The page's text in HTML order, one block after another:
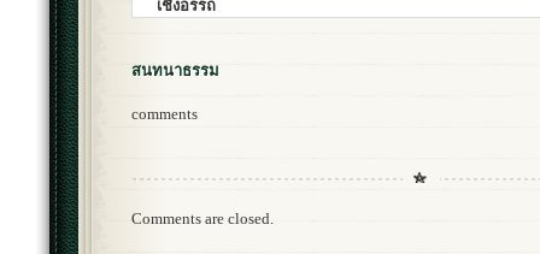
สนทนาธรรม
comments
Comments are closed.